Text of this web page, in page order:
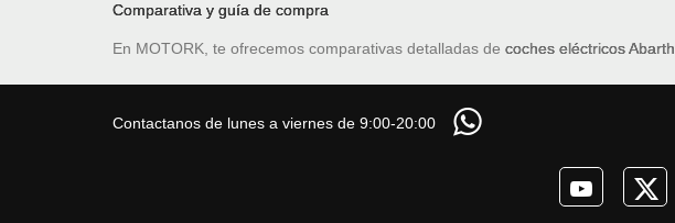
Comparativa y guía de compra
En MOTORK, te ofrecemos comparativas detalladas de coches eléctricos Abarth
Contactanos de lunes a viernes de 9:00-20:00